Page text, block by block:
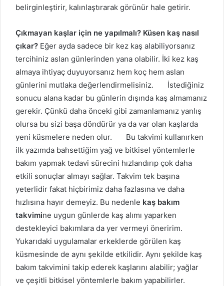
belirginleştirir, kalınlaştırarak görünür hale getirir.
Çıkmayan kaşlar için ne yapılmalı? Küsen kaş nasıl
çıkar? Eğer ayda sadece bir kez kaş alabiliyorsanız
tercihiniz aslan günlerinden yana olabilir. İki kez kaş
almaya ihtiyaç duyuyorsanız hem koç hem aslan
günlerini mutlaka değerlendirmelisiniz. İstediğiniz
sonucu alana kadar bu günlerin dışında kaş almamanız
gerekir. Çünkü daha önceki gibi zamanlamanız yanlış
olursa bu sizi başa döndürür ya da var olan kaşlarda
yeni küsmelere neden olur. Bu takvimi kullanırken
ilk yazımda bahsettiğim yağ ve bitkisel yöntemlerle
bakım yapmak tedavi sürecini hızlandırıp çok daha
etkili sonuçlar almayı sağlar. Takvim tek başına
yeterlidir fakat hiçbirimiz daha fazlasına ve daha
hızlısına hayır demeyiz. Bu nedenle kaş bakım
takvimine uygun günlerde kaş alımı yaparken
destekleyici bakımlara da yer vermeyi öneririm.
Yukarıdaki uygulamalar erkeklerde görülen kaş
küsmesinde de aynı şekilde etkilidir. Aynı şekilde kaş
bakım takvimini takip ederek kaşlarını alabilir; yağlar
ve çeşitli bitkisel yöntemlerle bakım yapabilirler.